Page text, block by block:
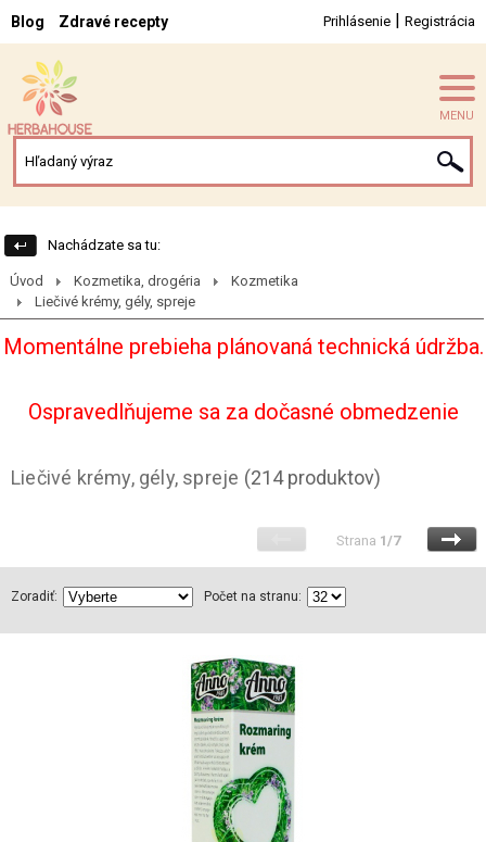
Blog Zdravé recepty Prihlásenie | Registrácia
MENU
Nachádzate sa tu:
Úvod Kozmetika, drogéria
Kozmetika
Liečivé krémy, gély, spreje
Momentálne prebieha plánovaná technická údržba.
Ospravedlňujeme sa za dočasné obmedzenie
Liečivé krémy, gély, spreje (214 produktov)
Strana 1/7
Zoradiť: Počet na stranu: